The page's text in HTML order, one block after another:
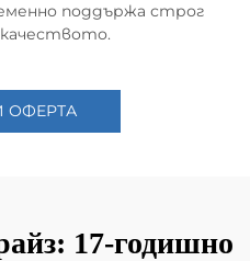
поддържа строг
ОФЕРТА
17-годишно